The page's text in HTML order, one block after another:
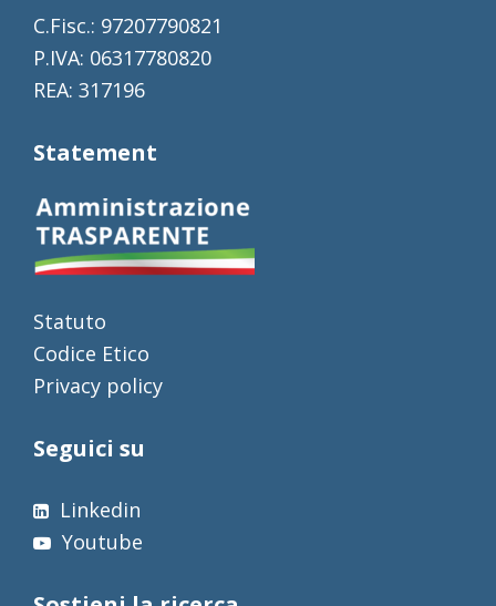
C.Fisc.: 97207790821
P.IVA: 06317780820
REA: 317196
Statement
Statuto
Codice Etico
Privacy policy
Seguici su
Linkedin
Youtube